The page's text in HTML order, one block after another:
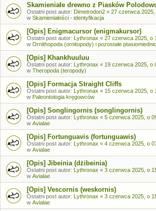
Skamieniałe drewno z Piasków
Ostatni post autor: Dimetrodon2 « 27 czerwca 2025,
w Skamieniałości - identyfikacja
[Opis] Enigmacursor (enigmakursor)
Ostatni post autor: Lythronax « 27 czerwca 2025, o
w Ornithopoda (ornitopody) i pozostałe
[Opis] Khankhuuluu
Ostatni post autor: Lythronax « 19 czerwca 2025, o
w Theropoda (teropody)
[Opis] Formacja Straight Cliffs
Ostatni post autor: Lythronax « 15 czerwca 2025, o
w Paleontologia kręgowców
[Opis] Songlingornis (songlingornis)
Ostatni post autor: Lythronax « 5 czerwca 2025, o
w Avialae
[Opis] Fortunguavis (fortunguawis)
Ostatni post autor: Lythronax « 4 czerwca 2025, o
w Avialae
[Opis] Jibeinia (dżibeinia)
Ostatni post autor: Lythronax « 3 czerwca 2025, o
w Avialae
[Opis] Vescornis (weskornis)
Ostatni post autor: Lythronax « 3 czerwca 2025, o
w Avialae